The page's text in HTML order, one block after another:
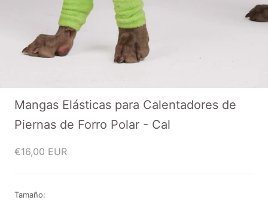
Mangas Elásticas para Calentadores de
Piernas de Forro Polar - Cal
€16,00 EUR
Tamaño: